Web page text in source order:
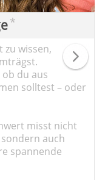
*
zu wissen,
du aus
solltest – oder
misst nicht
auch
spannende